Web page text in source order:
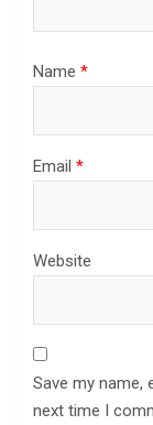
Name *
Email *
Website
Save my name,
next time I